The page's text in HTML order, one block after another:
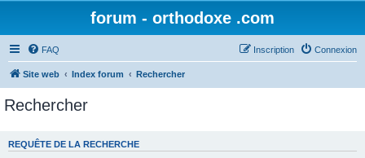
forum - orthodoxe .com
FAQ Connexion
Inscription
Site web Index forum Rechercher
Rechercher
REQUÊTE DE LA RECHERCHE